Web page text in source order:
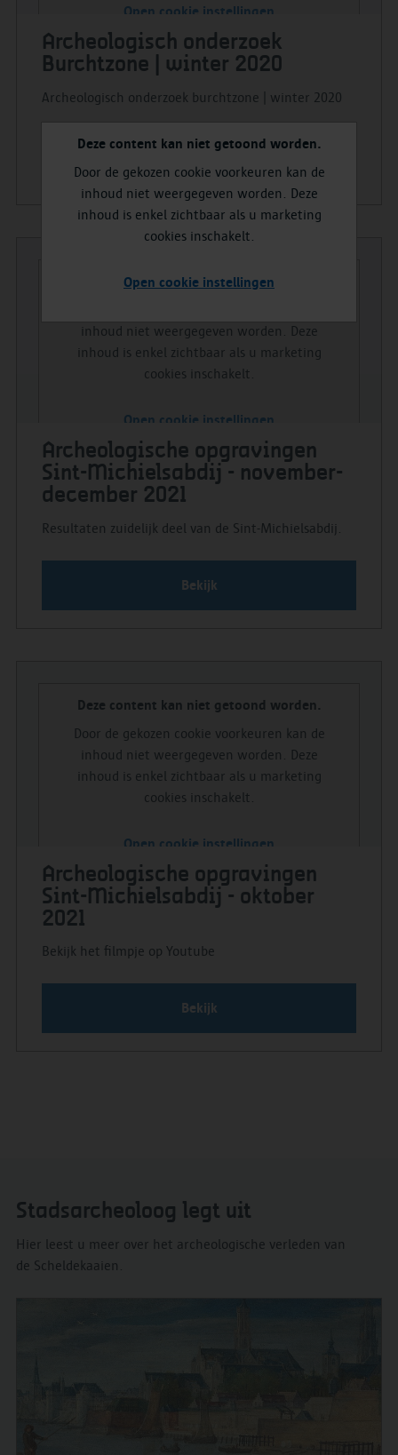
Open cookie instellingen
Archeologisch onderzoek
Burchtzone | winter 2020
Archeologisch onderzoek burchtzone | winter 2020
Bekijk
Deze content kan niet getoond worden.
inhoud niet weergegeven worden. Deze
inhoud is enkel zichtbaar als u marketing
cookies inschakelt.
Open cookie instellingen
Archeologische opgravingen
Sint-Michielsabdij - november-
december 2021
Resultaten zuidelijk deel van de Sint-Michielsabdij.
Bekijk
Deze content kan niet getoond worden.
Door de gekozen cookie voorkeuren kan de
inhoud niet weergegeven worden. Deze
inhoud is enkel zichtbaar als u marketing
cookies inschakelt.
Open cookie instellingen
Archeologische opgravingen
Sint-Michielsabdij - oktober
2021
Bekijk het filmpje op Youtube
Bekijk
Stadsarcheoloog legt uit
Hier leest u meer over het archeologische verleden van
de Scheldekaaien.
Deze content kan niet getoond worden.
Door de gekozen cookie voorkeuren kan de
inhoud niet weergegeven worden. Deze
inhoud is enkel zichtbaar als u marketing
cookies inschakelt.
Open cookie instellingen